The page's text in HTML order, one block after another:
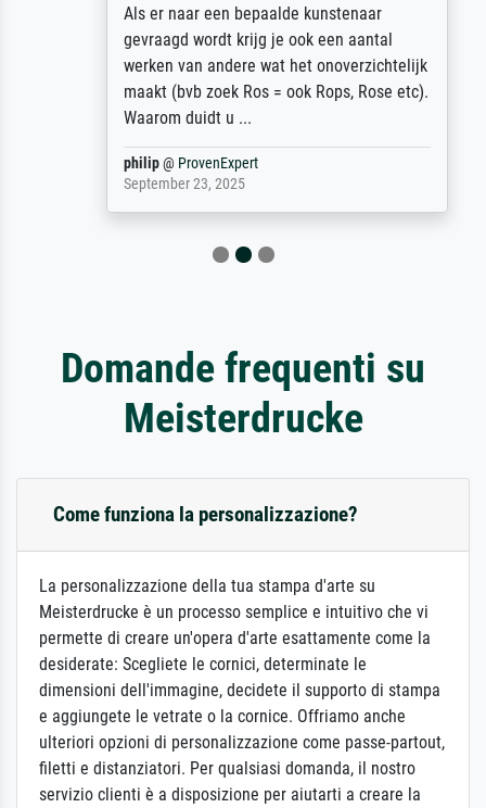
Als er naar een bepaalde kunstenaar
gevraagd wordt krijg je ook een aantal
werken van andere wat het onoverzichtelijk
maakt (bvb zoek Ros = ook Rops, Rose etc).
Waarom duidt u ...
philip@ ProvenExpert
September 23, 2025
Domande frequenti su
Meisterdrucke
Come funziona la personalizzazione?
La personalizzazione della tua stampa d'arte su
Meisterdrucke è un processo semplice e intuitivo che vi
permette di creare un'opera d'arte esattamente come la
desiderate: Scegliete le cornici, determinate le
dimensioni dell'immagine, decidete il supporto di stampa
e aggiungete le vetrate o la cornice. Offriamo anche
ulteriori opzioni di personalizzazione come passe-partout,
filetti e distanziatori. Per qualsiasi domanda, il nostro
servizio clienti è a disposizione per aiutarti a creare la